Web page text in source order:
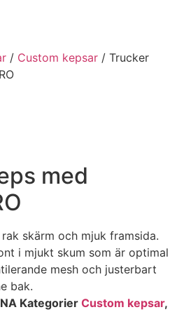
/ Custom kepsar / Trucker
med
skärm och mjuk framsida.
i mjukt skum som är optimal
mesh och justerbart
bak.
Kategorier Custom kepsar,